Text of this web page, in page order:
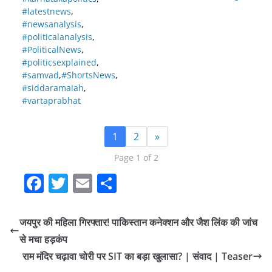
#latestnews,
#newsanalysis,
#politicalanalysis,
#PoliticalNews,
#politicsexplained,
#samvad,#ShortsNews,
#siddaramaiah,
#vartaprabhat
1 2 »
Page 1 of 2
F
c
e
b
T
itt
E
ai ar
जयपुर की महिला गिरफ्तार! पाकिस्तान कनेक्शन और जैश लिंक की जांच
से मचा हड़कंप
राम मंदिर चढ़ावा चोरी पर SIT का बड़ा खुलासा? | संवाद | Teaser